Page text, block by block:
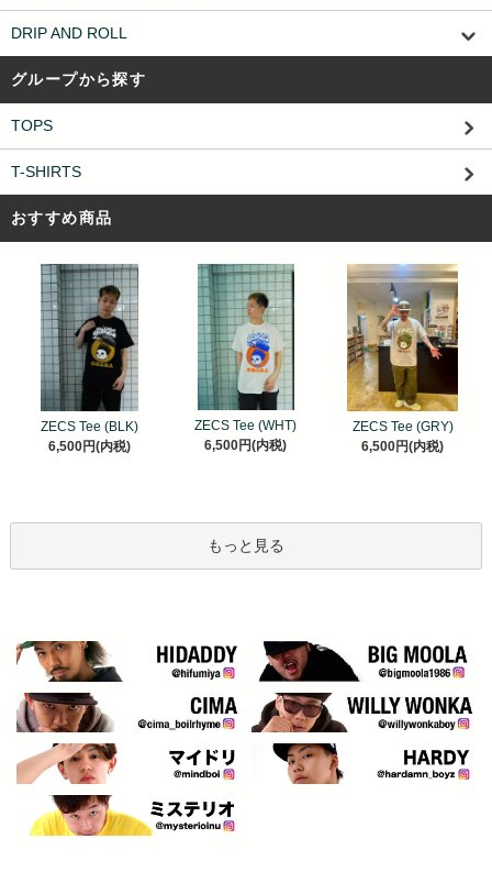
DRIP AND ROLL
グループから探す
TOPS
T-SHIRTS
おすすめ商品
ZECS Tee (BLK)
6,500円(内税)
ZECS Tee (WHT)
6,500円(内税)
ZECS Tee (GRY)
6,500円(内税)
もっと見る